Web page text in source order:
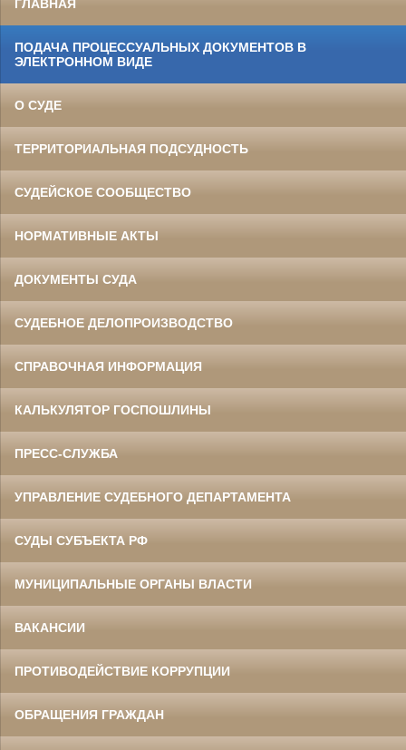
ГЛАВНАЯ
ПОДАЧА ПРОЦЕССУАЛЬНЫХ ДОКУМЕНТОВ В
ЭЛЕКТРОННОМ ВИДЕ
О СУДЕ
ТЕРРИТОРИАЛЬНАЯ ПОДСУДНОСТЬ
СУДЕЙСКОЕ СООБЩЕСТВО
НОРМАТИВНЫЕ АКТЫ
ДОКУМЕНТЫ СУДА
СУДЕБНОЕ ДЕЛОПРОИЗВОДСТВО
СПРАВОЧНАЯ ИНФОРМАЦИЯ
КАЛЬКУЛЯТОР ГОСПОШЛИНЫ
ПРЕСС-СЛУЖБА
УПРАВЛЕНИЕ СУДЕБНОГО ДЕПАРТАМЕНТА
СУДЫ СУБЪЕКТА РФ
МУНИЦИПАЛЬНЫЕ ОРГАНЫ ВЛАСТИ
ВАКАНСИИ
ПРОТИВОДЕЙСТВИЕ КОРРУПЦИИ
ОБРАЩЕНИЯ ГРАЖДАН